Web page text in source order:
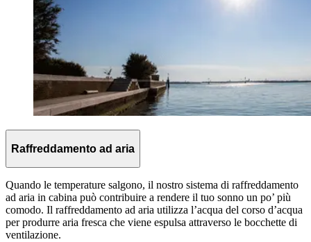
Raffreddamento ad aria
Quando le temperature salgono, il nostro sistema di raffreddamento
ad aria in cabina può contribuire a rendere il tuo sonno un po’ più
comodo. Il raffreddamento ad aria utilizza l’acqua del corso d’acqua
per produrre aria fresca che viene espulsa attraverso le bocchette di
ventilazione.